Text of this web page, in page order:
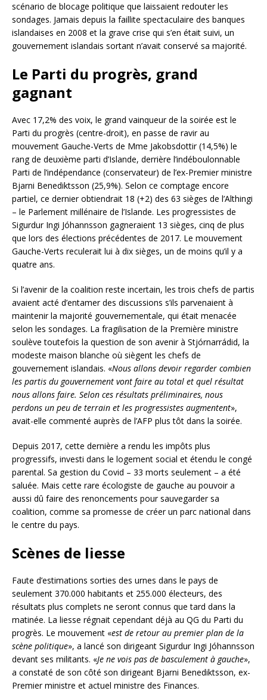
scénario de blocage politique que laissaient redouter les
sondages. Jamais depuis la faillite spectaculaire des banques
islandaises en 2008 et la grave crise qui s’en était suivi, un
gouvernement islandais sortant n’avait conservé sa majorité.
Le Parti du progrès, grand
gagnant
Avec 17,2% des voix, le grand vainqueur de la soirée est le
Parti du progrès (centre-droit), en passe de ravir au
mouvement Gauche-Verts de Mme Jakobsdottir (14,5%) le
rang de deuxième parti d’Islande, derrière l’indéboulonnable
Parti de l’indépendance (conservateur) de l’ex-Premier ministre
Bjarni Benediktsson (25,9%). Selon ce comptage encore
partiel, ce dernier obtiendrait 18 (+2) des 63 sièges de l’Althingi
– le Parlement millénaire de l’Islande. Les progressistes de
Sigurdur Ingi Jóhannsson gagneraient 13 sièges, cinq de plus
que lors des élections précédentes de 2017. Le mouvement
Gauche-Verts reculerait lui à dix sièges, un de moins qu’il y a
quatre ans.
Si l’avenir de la coalition reste incertain, les trois chefs de partis
avaient acté d’entamer des discussions s’ils parvenaient à
maintenir la majorité gouvernementale, qui était menacée
selon les sondages. La fragilisation de la Première ministre
soulève toutefois la question de son avenir à Stjórnarrádid, la
modeste maison blanche où siègent les chefs de
gouvernement islandais. «Nous allons devoir regarder combien
les partis du gouvernement vont faire au total et quel résultat
nous allons faire. Selon ces résultats préliminaires, nous
perdons un peu de terrain et les progressistes augmentent»,
avait-elle commenté auprès de l’AFP plus tôt dans la soirée.
Depuis 2017, cette dernière a rendu les impôts plus
progressifs, investi dans le logement social et étendu le congé
parental. Sa gestion du Covid – 33 morts seulement – a été
saluée. Mais cette rare écologiste de gauche au pouvoir a
aussi dû faire des renoncements pour sauvegarder sa
coalition, comme sa promesse de créer un parc national dans
le centre du pays.
Scènes de liesse
Faute d’estimations sorties des urnes dans le pays de
seulement 370.000 habitants et 255.000 électeurs, des
résultats plus complets ne seront connus que tard dans la
matinée. La liesse régnait cependant déjà au QG du Parti du
progrès. Le mouvement «est de retour au premier plan de la
scène politique», a lancé son dirigeant Sigurdur Ingi Jóhannsson
devant ses militants. «Je ne vois pas de basculement à gauche»,
a constaté de son côté son dirigeant Bjarni Benediktsson, ex-
Premier ministre et actuel ministre des Finances.